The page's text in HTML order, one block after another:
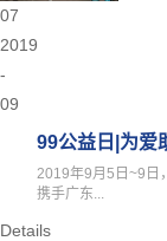
07
2019
-
09
99公益日|为爱
2019年9月5日~9日
携手广东...
Details